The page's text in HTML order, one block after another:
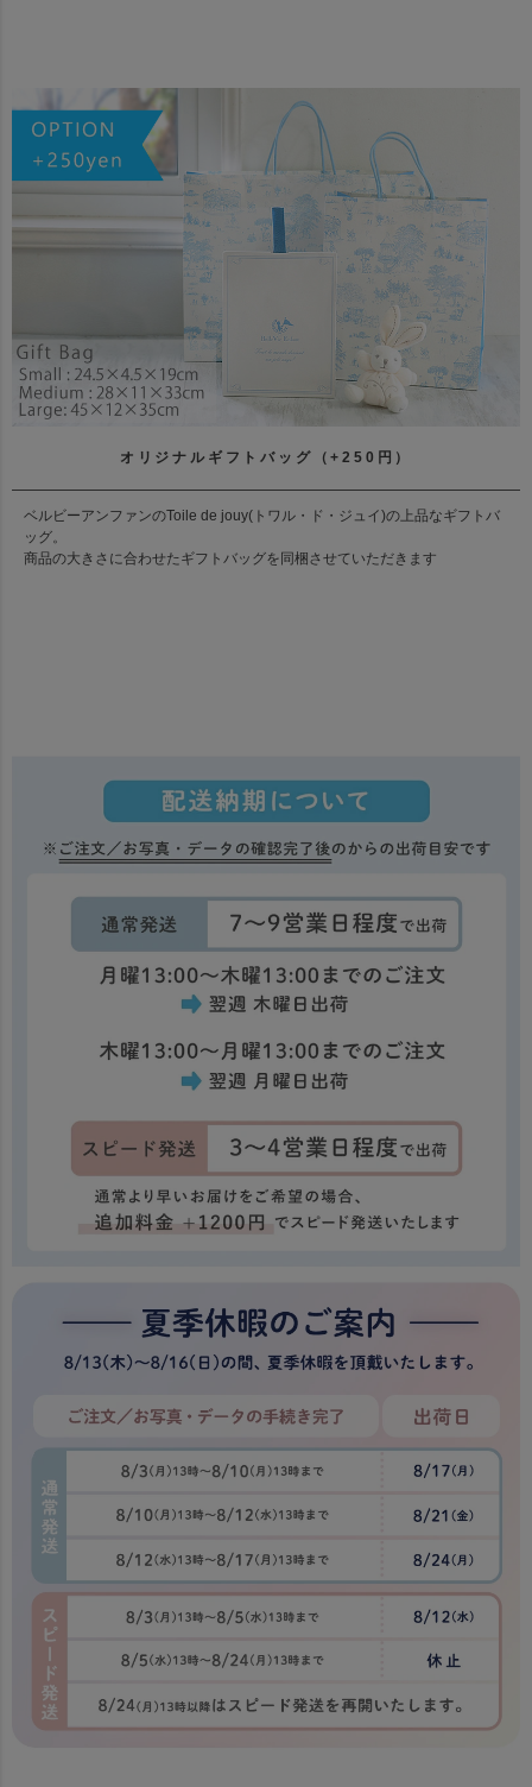
オリジナルギフトバッグ（+250円）
ベルビーアンファンのToile de jouy(トワル・ド・ジュイ)の上品なギフトバ
ッグ。
商品の大きさに合わせたギフトバッグを同梱させていただきます
ボードサイズ